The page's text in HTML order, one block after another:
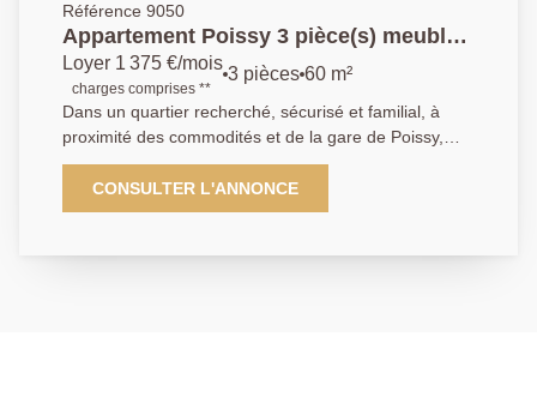
Référence 9050
Appartement Poissy 3 pièce(s) meublés
de 60.49 m2
Loyer 1 375 €/mois
charges comprises **
3 pièces 60 m²
Dans un quartier recherché, sécurisé et familial, à
proximité des commodités et de la gare de Poissy,
dans une résidence récente avec ascenseur
Appartement de type 3 pièces meublés de 60.49m²
au 3ème étage comprenant : une entrée , une cuisine
CONSULTER L'ANNONCE